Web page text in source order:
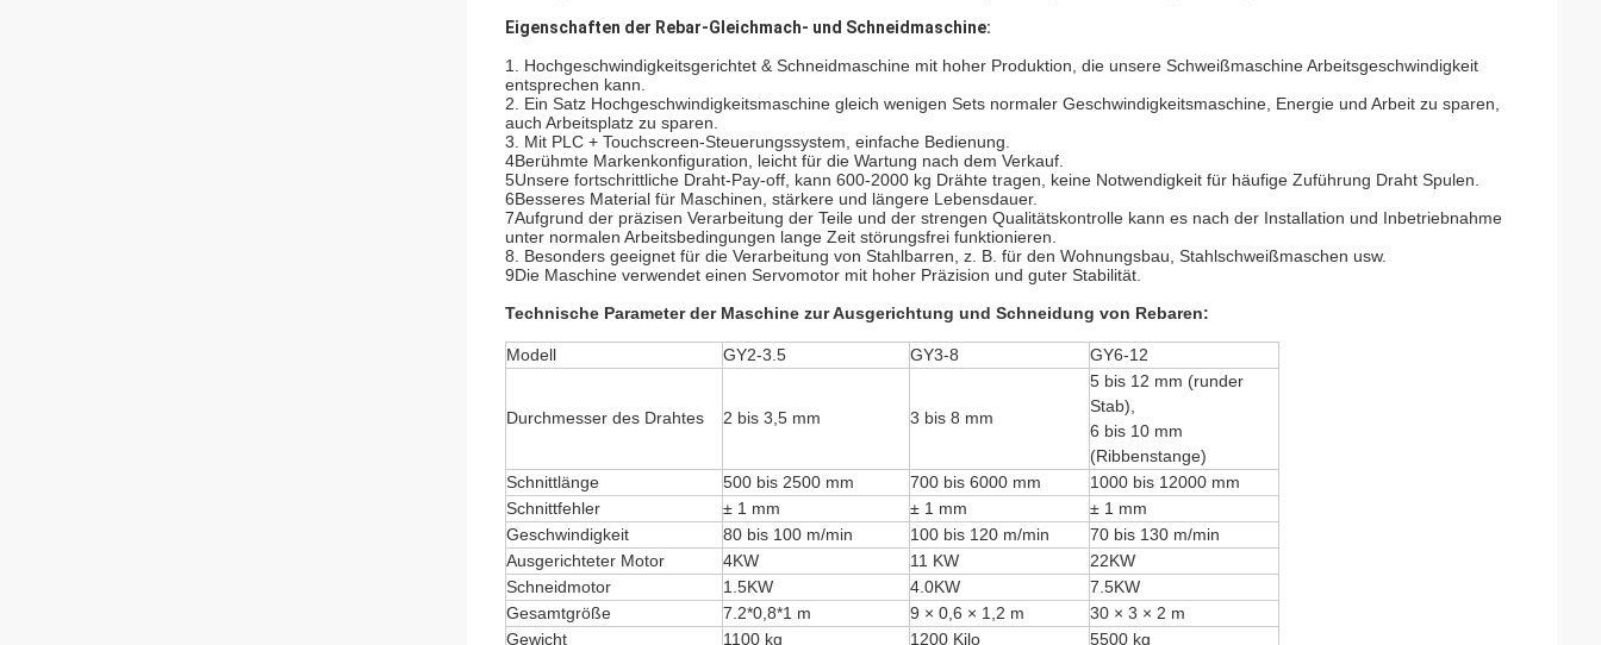
Eigenschaften der Rebar-Gleichmach- und Schneidmaschine:
1. Hochgeschwindigkeitsgerichtet & Schneidmaschine mit hoher Produktion, die unsere Schweißmaschine Arbeitsgeschwindigkeit
entsprechen kann.
2. Ein Satz Hochgeschwindigkeitsmaschine gleich wenigen Sets normaler Geschwindigkeitsmaschine, Energie und Arbeit zu sparen,
auch Arbeitsplatz zu sparen.
3. Mit PLC + Touchscreen-Steuerungssystem, einfache Bedienung.
4Berühmte Markenkonfiguration, leicht für die Wartung nach dem Verkauf.
5Unsere fortschrittliche Draht-Pay-off, kann 600-2000 kg Drähte tragen, keine Notwendigkeit für häufige Zuführung Draht Spulen.
6Besseres Material für Maschinen, stärkere und längere Lebensdauer.
7Aufgrund der präzisen Verarbeitung der Teile und der strengen Qualitätskontrolle kann es nach der Installation und Inbetriebnahme
unter normalen Arbeitsbedingungen lange Zeit störungsfrei funktionieren.
8. Besonders geeignet für die Verarbeitung von Stahlbarren, z. B. für den Wohnungsbau, Stahlschweißmaschen usw.
9Die Maschine verwendet einen Servomotor mit hoher Präzision und guter Stabilität.
Technische Parameter der Maschine zur Ausgerichtung und Schneidung von Rebaren:
Modell GY2-3.5 GY3-8 GY6-12
Durchmesser des Drahtes 2 bis 3,5 mm 3 bis 8 mm
5 bis 12 mm (runder
Stab),
6 bis 10 mm
(Ribbenstange)
Schnittlänge
500 bis 2500 mm 700 bis 6000 mm
1000 bis 12000 mm
Schnittfehler
± 1 mm ± 1 mm
± 1 mm
Geschwindigkeit
80 bis 100 m/min 100 bis 120 m/min
70 bis 130 m/min
Ausgerichteter Motor
4KW 11 KW 22KW
Schneidmotor
1.5KW 4.0KW 7.5KW
Gesamtgröße
7.2*0,8*1 m 9 × 0,6 × 1,2 m
30 × 3 × 2 m
Gewicht
1100 kg 1200 Kilo 5500 kg